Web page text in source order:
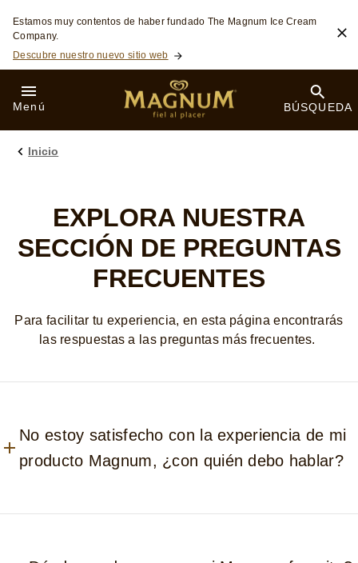
Skip to:
Estamos muy contentos de haber fundado The Magnum Ice Cream
Company.
Descubre nuestro nuevo sitio web
Menú BÚSQUEDA
Inicio
EXPLORA NUESTRA
SECCIÓN DE PREGUNTAS
FRECUENTES
Para facilitar tu experiencia, en esta página encontrarás
las respuestas a las preguntas más frecuentes.
No estoy satisfecho con la experiencia de mi
producto Magnum, ¿con quién debo hablar?